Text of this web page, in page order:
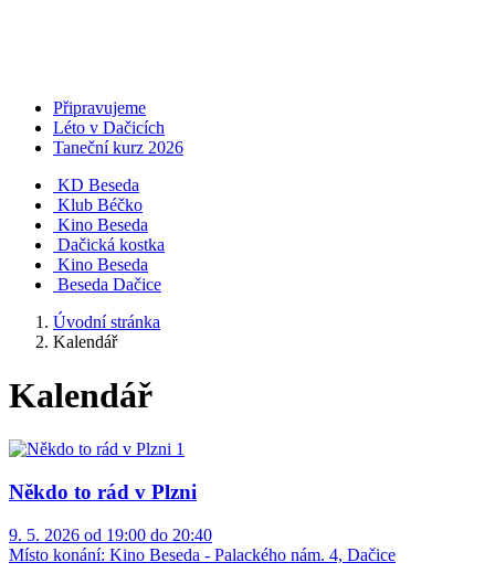
Připravujeme
Léto v Dačicích
Taneční kurz 2026
KD Beseda
Klub Béčko
Kino Beseda
Dačická kostka
Kino Beseda
Beseda Dačice
Úvodní stránka
Kalendář
Kalendář
Někdo to rád v Plzni
9. 5. 2026 od 19:00 do 20:40
Místo konání: Kino Beseda - Palackého nám. 4, Dačice